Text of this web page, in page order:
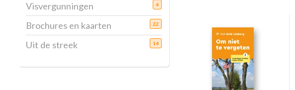
Visvergunningen 4
Brochures en kaarten 22
Uit de streek 14